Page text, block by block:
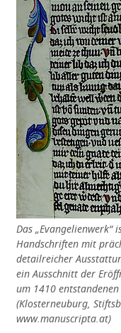
Das
Handschriften mit
detailreicher
ein Ausschnitt der
um 1410
(Klosterneuburg,
www.manuscripta.at)